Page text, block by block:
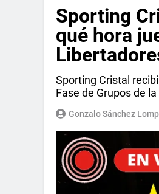
Sporting
qué hora
Sporting Cristal
Fase de Grupos de
Gonzalo Sánchez